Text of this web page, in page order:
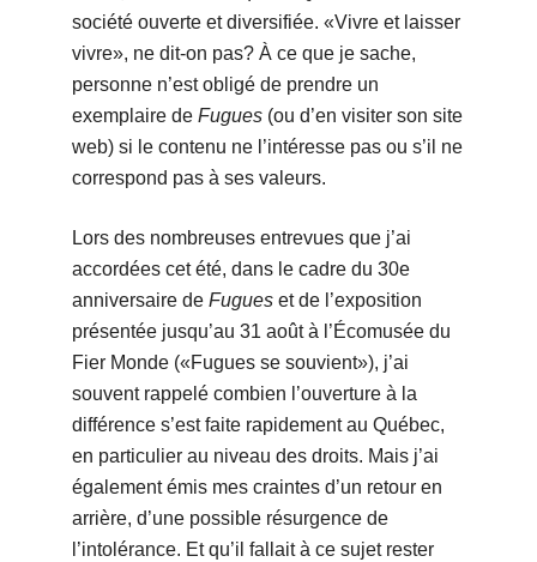
société ouverte et diversifiée. «Vivre et laisser
vivre», ne dit-on pas? À ce que je sache,
personne n’est obligé de prendre un
exemplaire de Fugues(ou d’en visiter son site
web) si le contenu ne l’intéresse pas ou s’il ne
correspond pas à ses valeurs.
Lors des nombreuses entrevues que j’ai
accordées cet été, dans le cadre du 30e
anniversaire de Fugueset de l’exposition
présentée jusqu’au 31 août à l’Écomusée du
Fier Monde («Fugues se souvient»), j’ai
souvent rappelé combien l’ouverture à la
différence s’est faite rapidement au Québec,
en particulier au niveau des droits. Mais j’ai
également émis mes craintes d’un retour en
arrière, d’une possible résurgence de
l’intolérance. Et qu’il fallait à ce sujet rester